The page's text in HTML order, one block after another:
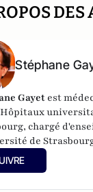
DES
Stéphane
Gayet est
chargé
de